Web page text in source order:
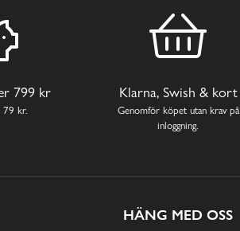
799 kr
79 kr.
Klarna, Swish & kort
Genomför köpet utan krav på
inloggning.
HÄNG MED OSS